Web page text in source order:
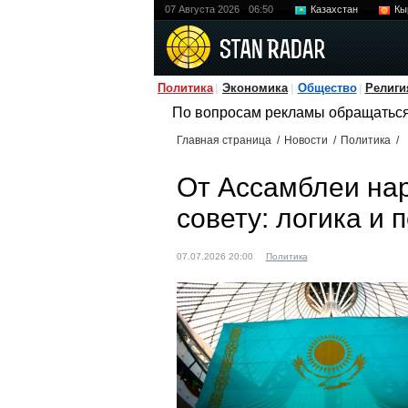
07 Августа 2026 06:50 Казахстан
Политика Экономика Общество
По вопросам рекламы
Главная страница / Новости / Политика /
От Ассамблеи
совету: логика
07.07.2026 20:00 Политика